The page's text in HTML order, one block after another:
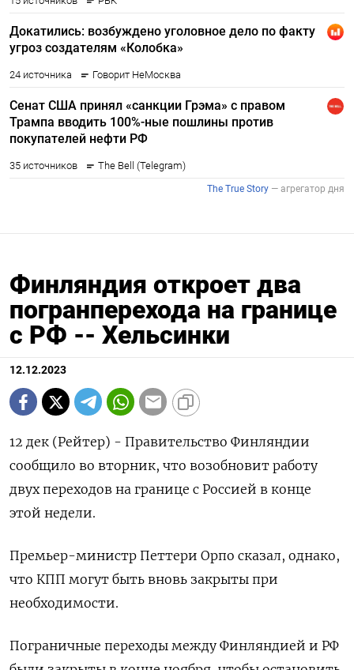
Финляндия откроет два
погранперехода на границе
с РФ -- Хельсинки
12.12.2023
12 дек (Рейтер) - Правительство Финляндии
сообщило во вторник, что возобновит работу
двух переходов на границе с Россией в конце
этой недели.
Премьер-министр Петтери Орпо сказал, однако,
что КПП могут быть вновь закрыты при
необходимости.
Пограничные переходы между Финляндией и РФ